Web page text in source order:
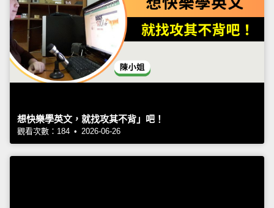
想快樂學英文，就找攻其不背」吧！
觀看次數：184 • 2026-06-26